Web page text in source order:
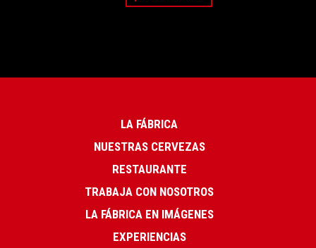
LA FÁBRICA
NUESTRAS CERVEZAS
RESTAURANTE
TRABAJA CON NOSOTROS
LA FÁBRICA EN IMÁGENES
EXPERIENCIAS